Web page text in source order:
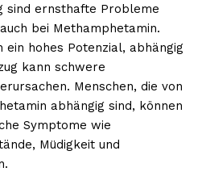
sind ernsthafte Probleme
bei Methamphetamin.
ein hohes Potenzial, abhängig
kann schwere
Menschen, die von
abhängig sind, können
Symptome wie
Müdigkeit und